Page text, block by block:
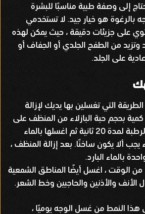
إلى وصفة طبية مناسبًا للبشرة
بالرغوة هو خيار جيد. لا تستخدمي
على جزيئات دقيقة ، حيث يمكن لهذه
وتزيد من الطفح الجلدي أو الجفاف أو
على الجلد.
التي تغسلين بها يديك لإزالة
بحجم حبة البازلاء من المنظف على
لمدة 20 ثانية ثم اغسلها بالماء
يجب ألا يكون ساخنًا. بعد إزالة المنظف ،
بالماء البارد.
من الوقت ، اغسل أيضًا المناطق الشمعية
الأنف والأذنين والحاجبين وخط الشعر.
هذا النمط من غسل الوجه يوميًا ،